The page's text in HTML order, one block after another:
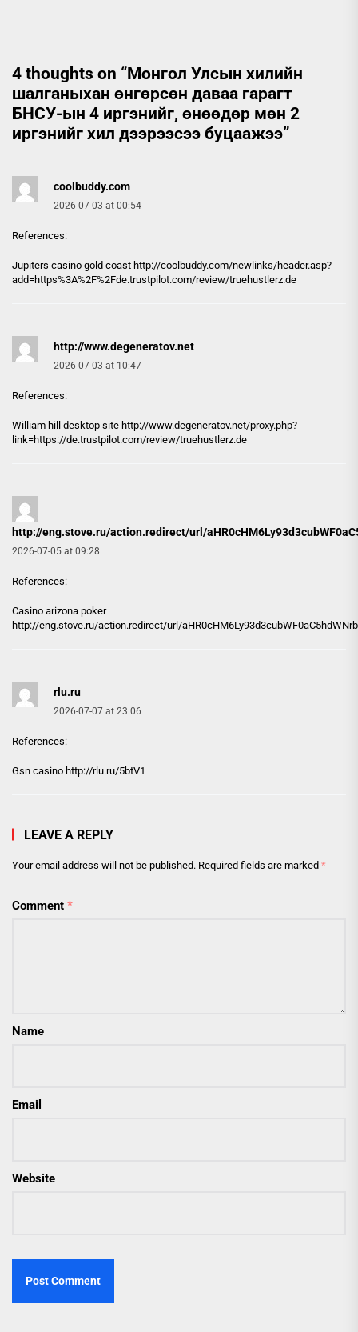
4 thoughts on “Монгол Улсын хилийн
шалганыхан өнгөрсөн даваа гарагт
БНСУ-ын 4 иргэнийг, өнөөдөр мөн 2
иргэнийг хил дээрээсээ буцаажээ”
coolbuddy.com
2026-07-03 at 00:54
References:
Jupiters casino gold coast http://coolbuddy.com/newlinks/header.asp?
add=https%3A%2F%2Fde.trustpilot.com/review/truehustlerz.de
http://www.degeneratov.net
2026-07-03 at 10:47
References:
William hill desktop site http://www.degeneratov.net/proxy.php?
link=https://de.trustpilot.com/review/truehustlerz.de
http://eng.stove.ru/action.redirect/url/
2026-07-05 at 09:28
References:
Casino arizona poker
http://eng.stove.ru/action.redirect/url/
rlu.ru
2026-07-07 at 23:06
References:
Gsn casino http://rlu.ru/5btV1
LEAVE A REPLY
Your email address will not be published. Required fields are marked *
Comment *
Name
Email
Website